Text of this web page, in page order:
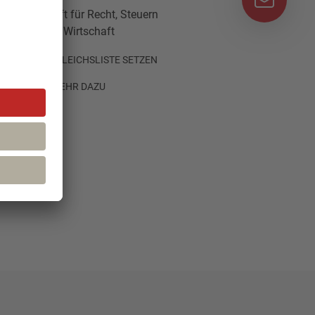
Zeitschrift für Recht, Steuern
und Wirtschaft
AUF VERGLEICHSLISTE SETZEN
MEHR DAZU